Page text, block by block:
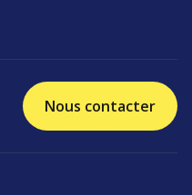
Nous contacter